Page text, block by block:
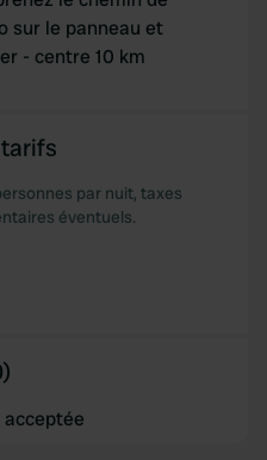
that you’ve
collected from your use
sur le panneau et
- centre 10 km
par nuit, taxes
éventuels.